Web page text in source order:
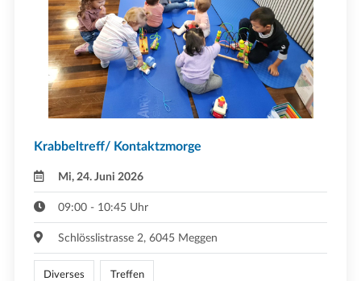
Krabbeltreff/ Kontaktzmorge
Mi, 24. Juni 2026
09:00 - 10:45 Uhr
Schlösslistrasse 2, 6045 Meggen
Diverses Treffen